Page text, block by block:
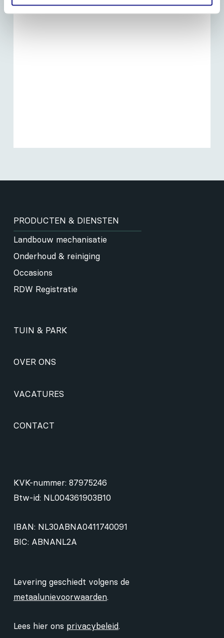
PRODUCTEN & DIENSTEN
Landbouw mechanisatie
Onderhoud & reiniging
Occasions
RDW Registratie
TUIN & PARK
OVER ONS
VACATURES
CONTACT
KVK-nummer: 87975246
Btw-id: NL004361903B10
IBAN: NL30ABNA0411740091
BIC: ABNANL2A
Levering geschiedt volgens de
metaalunievoorwaarden.
Lees hier ons privacybeleid.